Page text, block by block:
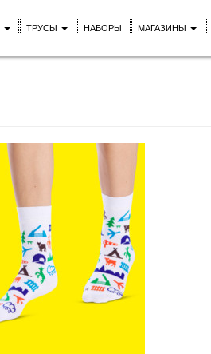
ТРУСЫ НАБОРЫ МАГАЗИНЫ